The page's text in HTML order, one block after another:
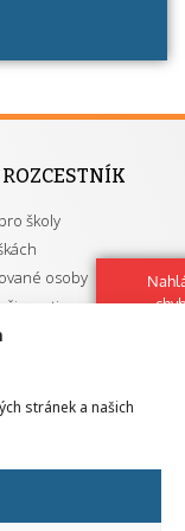
stránek a našich
školy
osoby
živnosti
institut ČR
25